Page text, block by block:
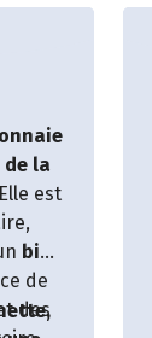
de la
est
bien
de
des